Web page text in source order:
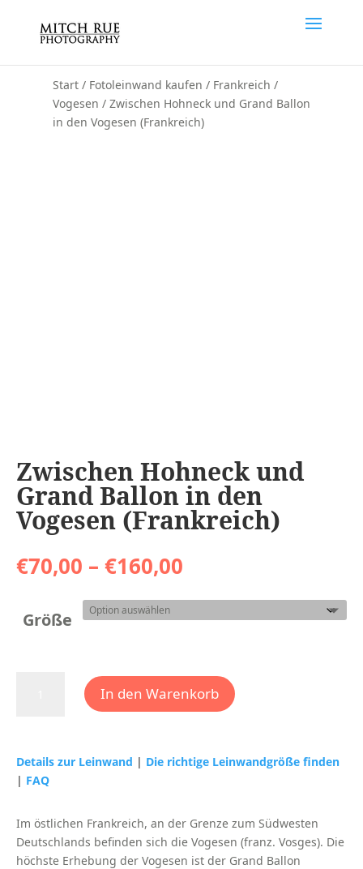
Start/ Fotoleinwand kaufen / Frankreich /
Vogesen / Zwischen Hohneck und Grand Ballon
in den Vogesen (Frankreich)
Zwischen Hohneck und
Grand Ballon in den
Vogesen (Frankreich)
€70,00 – €160,00
bis
€160,00
Größe
Ballon
in
den
(Frankreich)
Menge
In den Warenkorb
Details zur Leinwand | Die richtige Leinwandgröße finden
| FAQ
Im östlichen Frankreich, an der Grenze zum Südwesten
Deutschlands befinden sich die Vogesen (franz. Vosges). Die
höchste Erhebung der Vogesen ist der Grand Ballon